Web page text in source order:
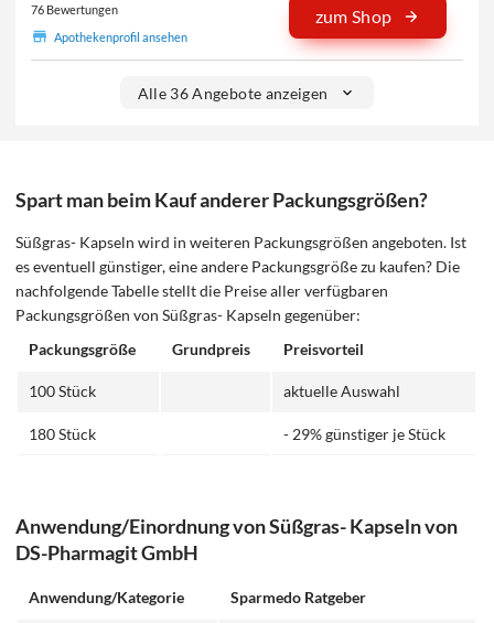
76 Bewertungen
Apothekenprofil ansehen
zum Shop
Alle 36 Angebote anzeigen
Spart man beim Kauf anderer Packungsgrößen?
Süßgras- Kapseln wird in weiteren Packungsgrößen angeboten. Ist
es eventuell günstiger, eine andere Packungsgröße zu kaufen? Die
nachfolgende Tabelle stellt die Preise aller verfügbaren
Packungsgrößen von Süßgras- Kapseln gegenüber:
Packungsgröße
Grundpreis Preisvorteil
100 Stück aktuelle Auswahl
180 Stück - 29% günstiger je Stück
Anwendung/Einordnung von Süßgras- Kapseln von
DS-Pharmagit GmbH
Anwendung/Kategorie Sparmedo Ratgeber